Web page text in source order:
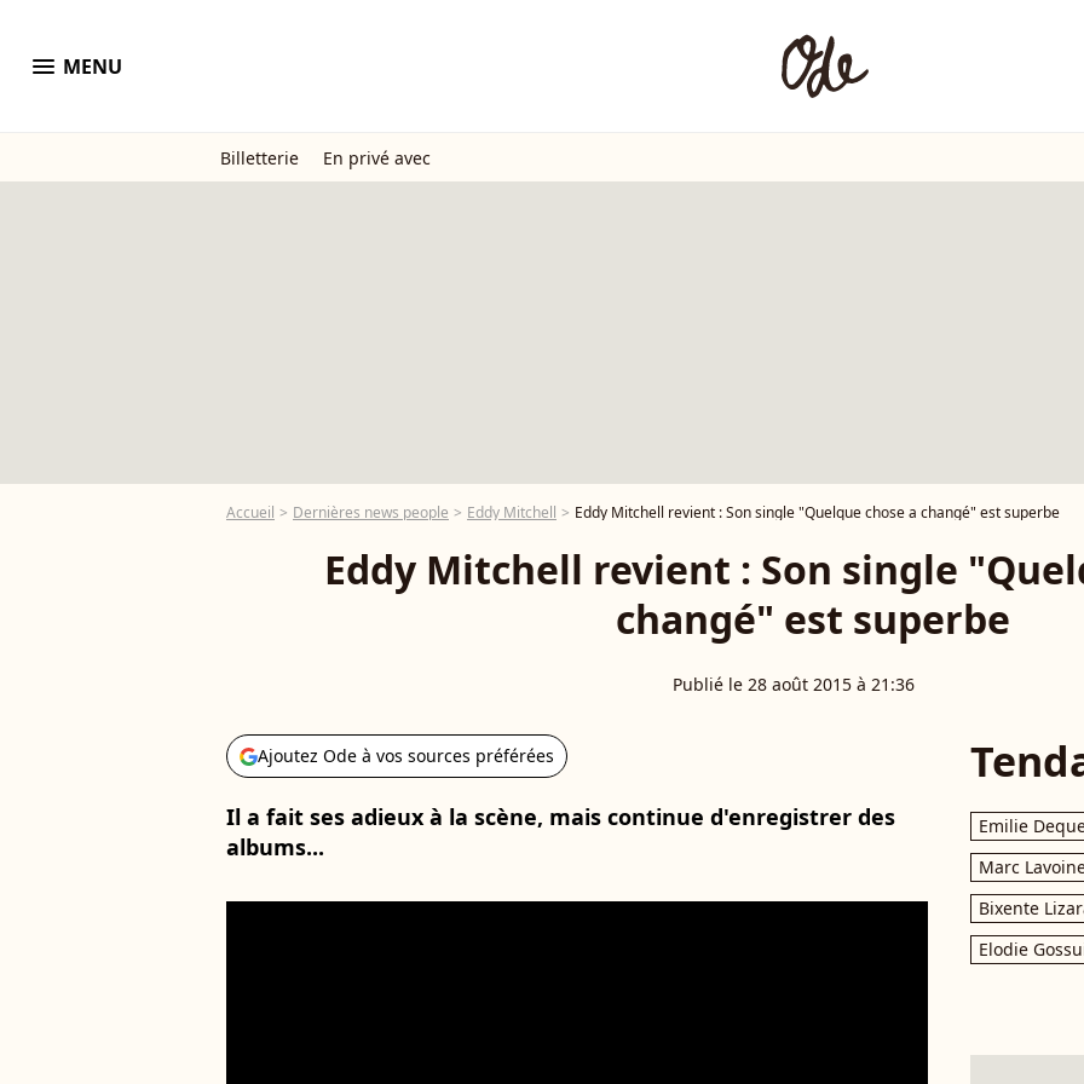
menu MENU
Billetterie En privé avec
Accueil Dernières news people Eddy Mitchell Eddy Mitchell revient : Son single "Quelque chose a changé" est superbe
Eddy Mitchell revient : Son single
changé" est superbe
Publié le 28 août 2015 à 21:36
Ajoutez Ode à vos sources préférées
Il a fait ses adieux à la scène, mais continue d'enregistrer des
albums...
Emilie
Marc
Bixente
Elodie